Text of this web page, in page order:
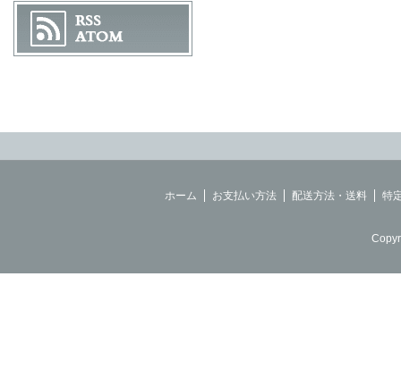
ホーム お支払い方法 配送方法・送料 特